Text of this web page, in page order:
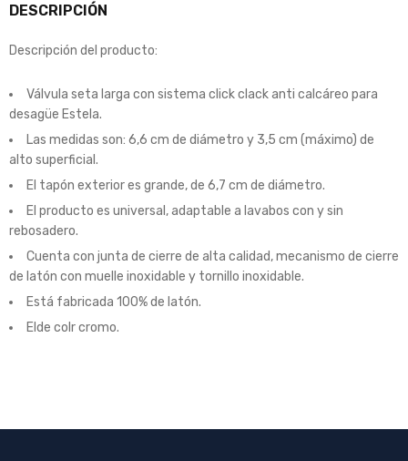
DESCRIPCIÓN
Descripción del producto:
Válvula seta larga con sistema click clack anti calcáreo para
desagüe Estela.
Las medidas son: 6,6 cm de diámetro y 3,5 cm (máximo) de
alto superficial.
El tapón exterior es grande, de 6,7 cm de diámetro.
El producto es universal, adaptable a lavabos con y sin
rebosadero.
Cuenta con junta de cierre de alta calidad, mecanismo de cierre
de latón con muelle inoxidable y tornillo inoxidable.
Está fabricada 100% de latón.
Elde colr cromo.